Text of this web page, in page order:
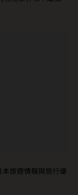
旅遊情報與旅行優